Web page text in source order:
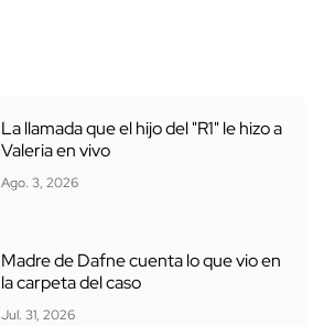
La llamada que el hijo del "R1" le hizo a
Valeria en vivo
Ago. 3, 2026
Madre de Dafne cuenta lo que vio en
la carpeta del caso
Jul. 31, 2026